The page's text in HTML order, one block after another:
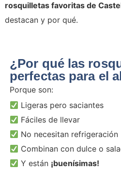
rosquilletas favoritas de
destacan y por qué.
¿Por qué las
perfectas para el
Porque son:
Ligeras pero saciantes
Fáciles de llevar
No necesitan refrigeración
Combinan con dulce o
Y están ¡buenísimas!